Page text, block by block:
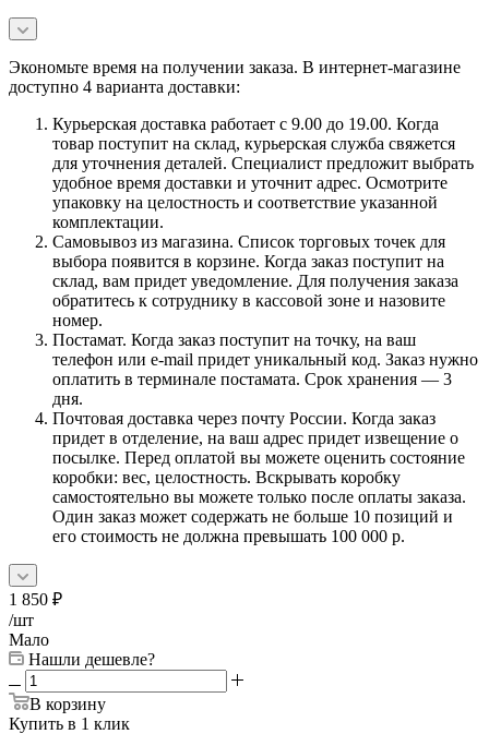
Экономьте время на получении заказа. В интернет-магазине
доступно 4 варианта доставки:
Курьерская доставка работает с 9.00 до 19.00. Когда
товар поступит на склад, курьерская служба свяжется
для уточнения деталей. Специалист предложит выбрать
удобное время доставки и уточнит адрес. Осмотрите
упаковку на целостность и соответствие указанной
комплектации.
Самовывоз из магазина. Список торговых точек для
выбора появится в корзине. Когда заказ поступит на
склад, вам придет уведомление. Для получения заказа
обратитесь к сотруднику в кассовой зоне и назовите
номер.
Постамат. Когда заказ поступит на точку, на ваш
телефон или e-mail придет уникальный код. Заказ нужно
оплатить в терминале постамата. Срок хранения — 3
дня.
Почтовая доставка через почту России. Когда заказ
придет в отделение, на ваш адрес придет извещение о
посылке. Перед оплатой вы можете оценить состояние
коробки: вес, целостность. Вскрывать коробку
самостоятельно вы можете только после оплаты заказа.
Один заказ может содержать не больше 10 позиций и
его стоимость не должна превышать 100 000 р.
1 850 ₽
/шт
Мало
Нашли дешевле?
В корзину
Купить в 1 клик